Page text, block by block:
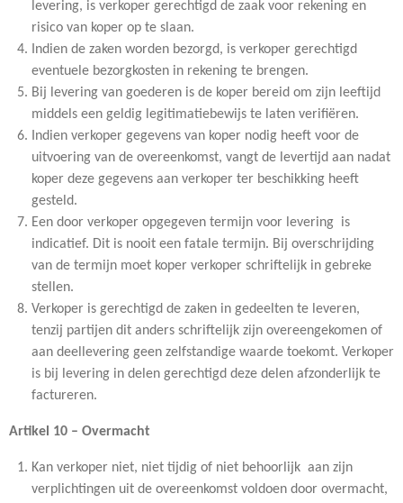
levering, is verkoper gerechtigd de zaak voor rekening en
risico van koper op te slaan.
Indien de zaken worden bezorgd, is verkoper gerechtigd
eventuele bezorgkosten in rekening te brengen.
Bij levering van goederen is de koper bereid om zijn leeftijd
middels een geldig legitimatiebewijs te laten verifiëren.
Indien verkoper gegevens van koper nodig heeft voor de
uitvoering van de overeenkomst, vangt de levertijd aan nadat
koper deze gegevens aan verkoper ter beschikking heeft
gesteld.
Een door verkoper opgegeven termijn voor levering is
indicatief. Dit is nooit een fatale termijn. Bij overschrijding
van de termijn moet koper verkoper schriftelijk in gebreke
stellen.
Verkoper is gerechtigd de zaken in gedeelten te leveren,
tenzij partijen dit anders schriftelijk zijn overeengekomen of
aan deellevering geen zelfstandige waarde toekomt. Verkoper
is bij levering in delen gerechtigd deze delen afzonderlijk te
factureren.
Artikel 10 – Overmacht
Kan verkoper niet, niet tijdig of niet behoorlijk aan zijn
verplichtingen uit de overeenkomst voldoen door overmacht,